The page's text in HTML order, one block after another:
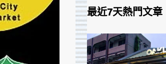
最近7天熱門文章